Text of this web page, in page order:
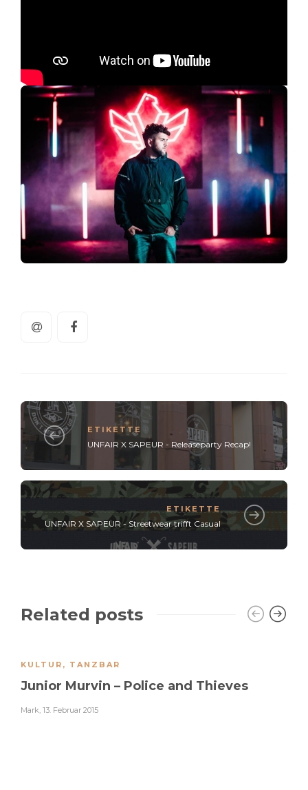
ETIKETTE
UNFAIR X SAPEUR - Releaseparty Recap!
ETIKETTE
UNFAIR X SAPEUR - Streetwear trifft Casual
Related posts
KULTUR , TANZBAR
Junior Murvin – Police and Thieves
Mark 13. Februar 2015